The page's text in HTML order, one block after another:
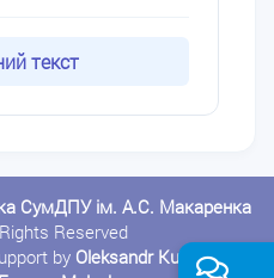
текст
СумДПУ ім. А.С. Макаренка
Reserved
by Oleksandr Kushnerov